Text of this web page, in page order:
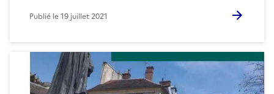
Publié le19 juillet 2021